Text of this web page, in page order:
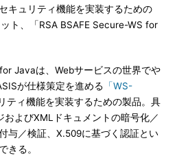
キュリティ機能を実装するための
ト、「RSA BSAFE Secure-WS for
Javaは、Webサービスの世界でや
が仕様策定を進める 「WS-
ティ機能を実装するための製品。具
およびXMLドキュメントの暗号化／
与／検証、X.509に基づく認証とい
きる。